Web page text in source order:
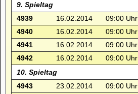
9. Spieltag
4939
16.02.2014 09:00 Uhr
4940
16.02.2014 09:00 Uhr
4941
16.02.2014 09:00 Uhr
4942
16.02.2014 09:00 Uhr
10. Spieltag
4943
23.02.2014 09:00 Uhr